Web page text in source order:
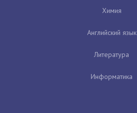
Химия
Английский язык
Литература
Информатика